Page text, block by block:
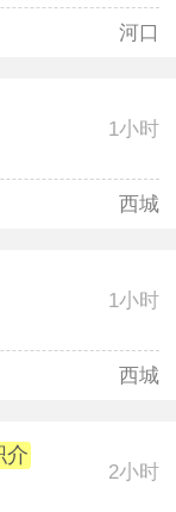
河口
1小时
西城
1小时
西城
介
2小时